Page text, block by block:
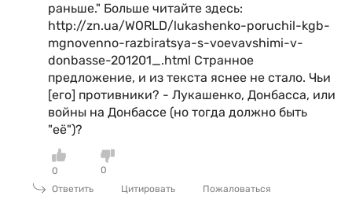
раньше." Больше читайте здесь:
http://zn.ua/WORLD/lukashenko-poruchil-kgb-
mgnovenno-razbiratsya-s-voevavshimi-v-
donbasse-201201_.html Странное
предложение, и из текста яснее не стало. Чьи
[его] противники? - Лукашенко, Донбасса, или
войны на Донбассе (но тогда должно быть
"её")?
0
0
Ответить
Цитировать Пожаловаться